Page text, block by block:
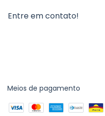
Entre em contato!
Meios de pagamento